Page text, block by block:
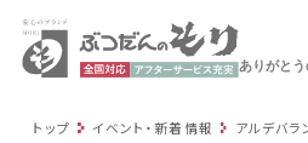
ありがと
トップ イベント・新着情報 アルデバラ